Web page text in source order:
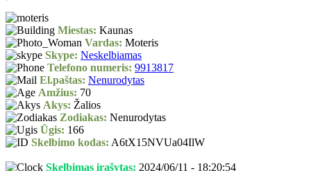
Miestas: Kaunas
Vardas: Moteris
Skype: Neskelbiamas
Telefono numeris: 9913817
El.paštas: Nenurodytas
Amžius: 70
Akys: Žalios
Zodiakas: Nenurodytas
Ūgis: 166
Skelbimo kodas: A6tX15NVUa04IlW
Skelbimas įrašytas: 2024/06/11 - 18:20:54